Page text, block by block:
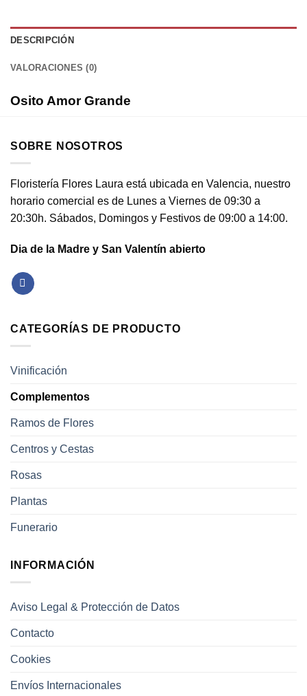
DESCRIPCIÓN
VALORACIONES (0)
Osito Amor Grande
SOBRE NOSOTROS
Floristería Flores Laura está ubicada en Valencia, nuestro
horario comercial es de Lunes a Viernes de 09:30 a
20:30h. Sábados, Domingos y Festivos de 09:00 a 14:00.
Dia de la Madre y San Valentín abierto
CATEGORÍAS DE PRODUCTO
Vinificación
Complementos
Ramos de Flores
Centros y Cestas
Rosas
Plantas
Funerario
INFORMACIÓN
Aviso Legal & Protección de Datos
Contacto
Cookies
Envíos Internacionales